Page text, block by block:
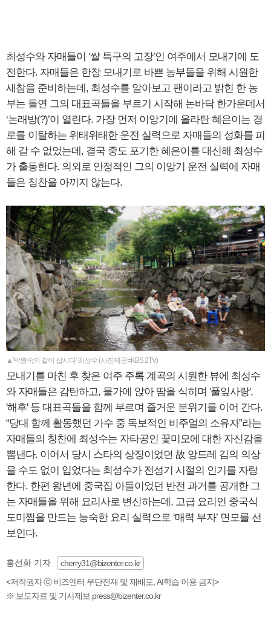
최성수와 자매들이 ‘쌀 특구의 고장’인 여주에서 모내기에 도
전한다. 자매들은 한창 모내기로 바쁜 농부들을 위해 시원한
새참을 준비하는데, 최성수를 알아보고 팬이라고 밝힌 한 농
부는 돌연 그의 대표곡들을 부르기 시작해 논바닥 한가운데서
‘논래방(?)’이 열린다. 가장 먼저 이앙기에 올라탄 혜은이는 경
로를 이탈하는 위태위태한 운전 실력으로 자매들의 성화를 피
해 갈 수 없었는데, 결국 중도 포기한 혜은이를 대신해 최성수
가 출동한다. 의외로 안정적인 그의 이앙기 운전 실력에 자매
들은 칭찬을 아끼지 않는다.
▲'박원숙의 같이 삽시다' 최성수 (사진제공=KBS 2TV)
모내기를 마친 후 찾은 여주 주록 계곡의 시원한 뷰에 최성수
와 자매들은 감탄하고, 물가에 앉아 땀을 식히며 '풀잎사랑',
'해후' 등 대표곡들을 함께 부르며 즐거운 분위기를 이어 간다.
“당대 함께 활동했던 가수 중 독보적인 비주얼의 소유자”라는
자매들의 칭찬에 최성수는 자타공인 꽃미모에 대한 자신감을
뽐낸다. 이어서 당시 스타의 상징이었던 故 앙드레 김의 의상
을 수도 없이 입었다는 최성수가 전성기 시절의 인기를 자랑
한다. 한편 왕년에 중국집 아들이었던 반전 과거를 공개한 그
는 자매들을 위해 요리사로 변신하는데, 고급 요리인 중국식
도미찜을 만드는 능숙한 요리 실력으로 ‘매력 부자’ 면모를 선
보인다.
홍선화 기자
cherry31@bizenter.co.kr
<저작권자 ⓒ 비즈엔터 무단전재 및 재배포, AI학습 이용 금지>
※ 보도자료 및 기사제보 press@bizenter.co.kr